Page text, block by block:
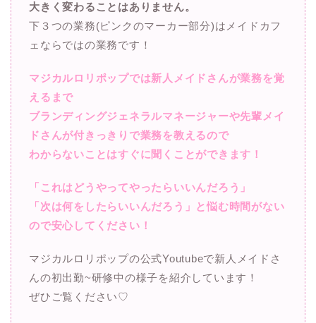
大きく変わることはありません。
下３つの業務(ピンクのマーカー部分)はメイドカフ
ェならではの業務です！
マジカルロリポップでは新人メイドさんが業務を覚
えるまで
ブランディングジェネラルマネージャーや先輩メイ
ドさんが付きっきりで業務を教えるので
わからないことはすぐに聞くことができます！
「これはどうやってやったらいいんだろう」
「次は何をしたらいいんだろう」と悩む時間がない
ので安心してください！
マジカルロリポップの公式Youtubeで新人メイドさ
んの初出勤~研修中の様子を紹介しています！
ぜひご覧ください♡